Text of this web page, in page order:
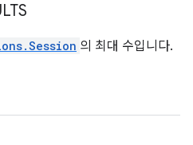
의 최대 수입니다.